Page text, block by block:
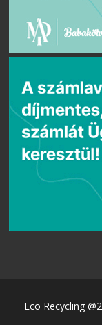
Eco Recycling